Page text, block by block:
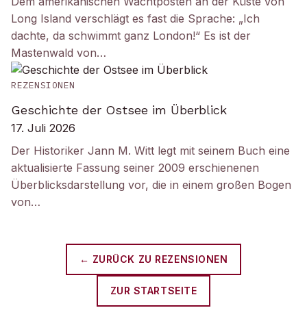
Long Island verschlägt es fast die Sprache: „Ich
dachte, da schwimmt ganz London!“ Es ist der
Mastenwald von…
REZENSIONEN
Geschichte der Ostsee im Überblick
17. Juli 2026
Der Historiker Jann M. Witt legt mit seinem Buch eine
aktualisierte Fassung seiner 2009 erschienenen
Überblicksdarstellung vor, die in einem großen Bogen
von…
← ZURÜCK ZU REZENSIONEN
ZUR STARTSEITE